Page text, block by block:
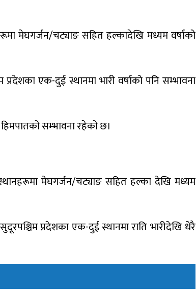
मेघगर्जन/चट्याङ सहित हल्कादेखि मध्यम वर्षाको
एक-दुई स्थानमा भारी वर्षाको पनि सम्भावना
सम्भावना रहेको छ।
मेघगर्जन/चट्याङ सहित हल्का देखि मध्यम
प्रदेशका एक-दुई स्थानमा राति भारीदेखि धेरै